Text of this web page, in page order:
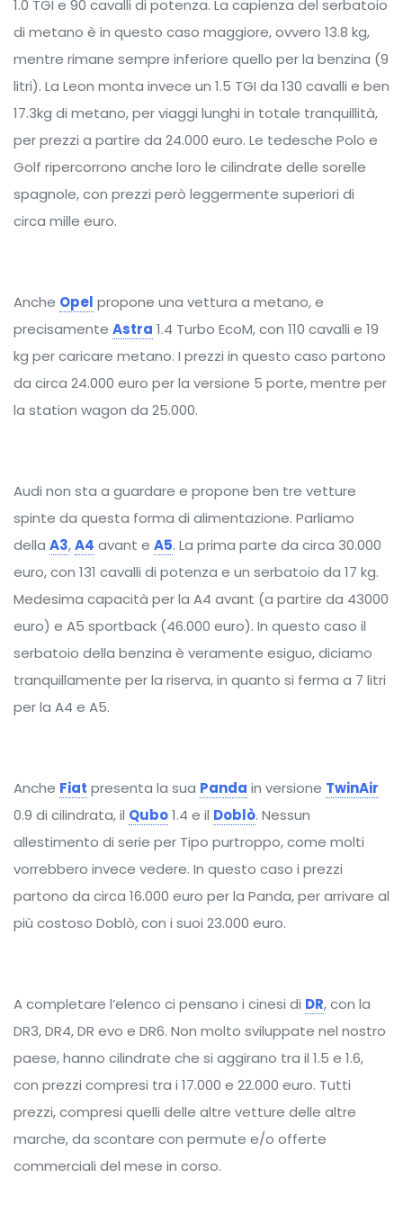
1.0 TGI e 90 cavalli di potenza. La capienza del serbatoio
di metano è in questo caso maggiore, ovvero 13.8 kg,
mentre rimane sempre inferiore quello per la benzina (9
litri). La Leon monta invece un 1.5 TGI da 130 cavalli e ben
17.3kg di metano, per viaggi lunghi in totale tranquillità,
per prezzi a partire da 24.000 euro. Le tedesche Polo e
Golf ripercorrono anche loro le cilindrate delle sorelle
spagnole, con prezzi però leggermente superiori di
circa mille euro.
Anche Opel propone una vettura a metano, e
precisamente Astra 1.4 Turbo EcoM, con 110 cavalli e 19
kg per caricare metano. I prezzi in questo caso partono
da circa 24.000 euro per la versione 5 porte, mentre per
la station wagon da 25.000.
Audi non sta a guardare e propone ben tre vetture
spinte da questa forma di alimentazione. Parliamo
della A3,A4 avant e A5. La prima parte da circa 30.000
euro, con 131 cavalli di potenza e un serbatoio da 17 kg.
Medesima capacità per la A4 avant (a partire da 43000
euro) e A5 sportback (46.000 euro). In questo caso il
serbatoio della benzina è veramente esiguo, diciamo
tranquillamente per la riserva, in quanto si ferma a 7 litri
per la A4 e A5.
Anche Fiat presenta la sua Panda in versione TwinAir
0.9 di cilindrata, il Qubo1.4 e il Doblò. Nessun
allestimento di serie per Tipo purtroppo, come molti
vorrebbero invece vedere. In questo caso i prezzi
partono da circa 16.000 euro per la Panda, per arrivare al
più costoso Doblò, con i suoi 23.000 euro.
A completare l’elenco ci pensano i cinesi di DR, con la
DR3, DR4, DR evo e DR6. Non molto sviluppate nel nostro
paese, hanno cilindrate che si aggirano tra il 1.5 e 1.6,
con prezzi compresi tra i 17.000 e 22.000 euro. Tutti
prezzi, compresi quelli delle altre vetture delle altre
marche, da scontare con permute e/o offerte
commerciali del mese in corso.